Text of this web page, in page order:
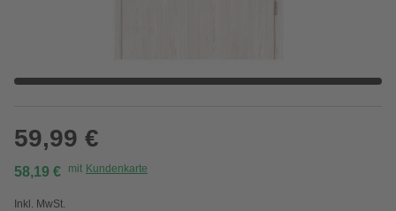
59,99 €
58,19 € mit Kundenkarte
Inkl. MwSt.